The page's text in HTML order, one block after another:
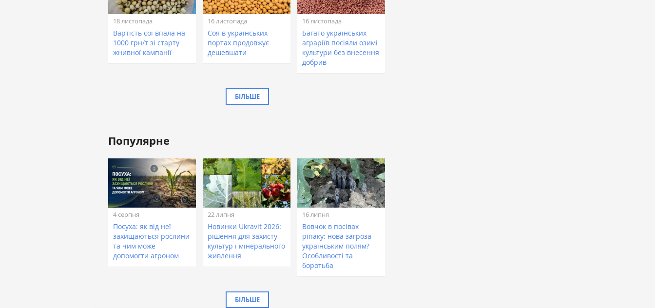
18 листопада
Вартість сої впала на
1000 грн/т зі старту
жнивної кампанії
16 листопада
Соя в українських
портах продовжує
дешевшати
16 листопада
Багато українських
аграріїв посіяли озимі
культури без внесення
добрив
БІЛЬШЕ
Популярне
4 серпня
Посуха: як від неї
захищаються рослини
та чим може
допомогти агроном
22 липня
Новинки Ukravit 2026:
рішення для захисту
культур і мінерального
живлення
16 липня
Вовчок в посівах
ріпаку: нова загроза
українським полям?
Особливості та
боротьба
БІЛЬШЕ